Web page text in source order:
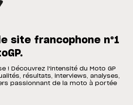
site francophone n°1
! Découvrez l'intensité du Moto GP
résultats, interviews, analyses,
passionnant de la moto à portée